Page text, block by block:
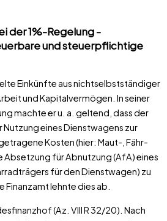
der 1%-Regelung -
und steuerpflichtige
Einkünfte aus nichtselbstständiger
und Kapitalvermögen. In seiner
machte er u. a. geltend, dass der
eines Dienstwagens zur
Kosten (hier: Maut-, Fähr-
Absetzung für Abnutzung (AfA) eines
für den Dienstwagen) zu
Finanzamt lehnte dies ab.
(Az. VIII R 32/20). Nach